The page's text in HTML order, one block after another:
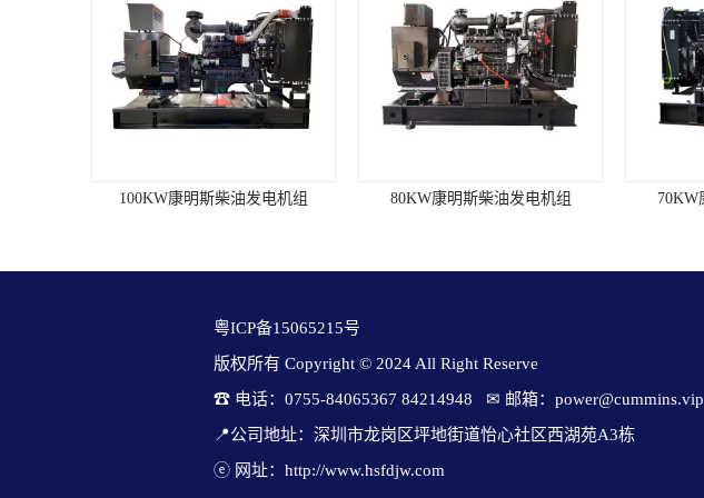
BOSCH滑动齿轮式起动电机，交流充
电发电机。■ 冷启动性能：无辅助装
置时，冷启动的较低环境温度
为-7℃。环境要求海拔高度(m)：
≤1000燃油标准：0#轻柴油大气压力
(kPa)：≥89.9机油标准：CF级/15W-40
级:≤GB/T2423.16/2级抗地震强度：水
平加速度0.2g垂直加速度0.1g发电机
功率(KW)：2000机组尺寸(mm)：
转速(r/min)：1500燃油耗（g/kw.h)：
≤-15%/+20%稳态电压调整率：≤±1%
电压稳定时间：≤3sec电压波动率：
≤0.5%电压波形失真度：≤8%稳态频
率调整率：≤5%瞬态频率调整率：
波动率：≤1.5%发动机参数 柴油机品
明斯柴油发电机组 80KW康明斯柴油发电机组 70KW康明斯柴油发电机组
120KW康明斯柴油发电机组
粤ICP备15065215号
版权所有 Copyright © 2024 All Right Reserve
☎ 电话：0755-84065367 84214948   ✉ 邮箱：power@cummins.vip
📍公司地址：深圳市龙岗区坪地街道怡心社区西湖苑A3栋
ⓔ 网址：http://www.hsfdjw.com